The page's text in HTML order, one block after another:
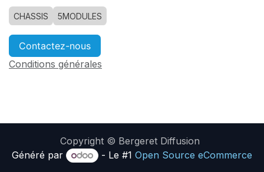
CHASSIS 5MODULES
Contactez-nous
Conditions générales
Copyright © Bergeret Diffusion
Généré par
- Le #1 Open Source eCommerce